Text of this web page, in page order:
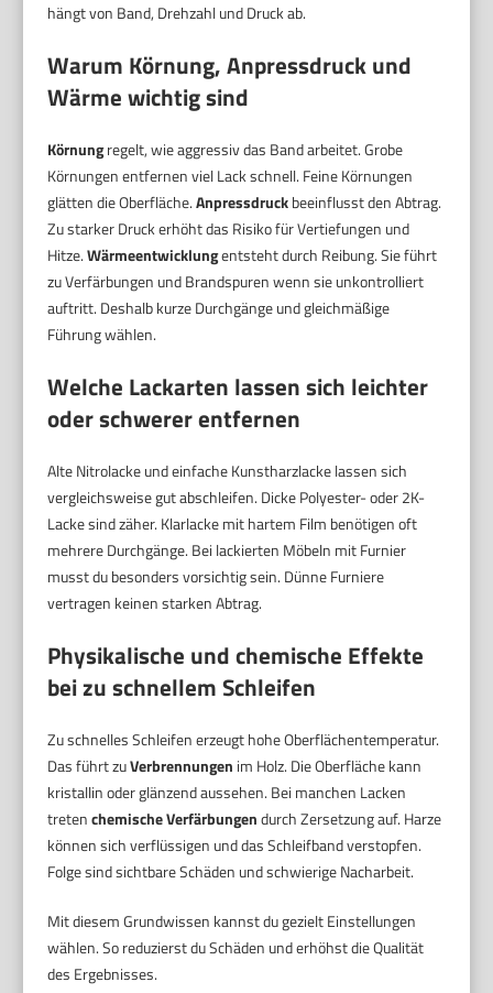
hängt von Band, Drehzahl und Druck ab.
Warum Körnung, Anpressdruck und
Wärme wichtig sind
Körnungregelt, wie aggressiv das Band arbeitet. Grobe
Körnungen entfernen viel Lack schnell. Feine Körnungen
glätten die Oberfläche.Anpressdruckbeeinflusst den Abtrag.
Zu starker Druck erhöht das Risiko für Vertiefungen und
Hitze.Wärmeentwicklungentsteht durch Reibung. Sie führt
zu Verfärbungen und Brandspuren wenn sie unkontrolliert
auftritt. Deshalb kurze Durchgänge und gleichmäßige
Führung wählen.
Welche Lackarten lassen sich leichter
oder schwerer entfernen
Alte Nitrolacke und einfache Kunstharzlacke lassen sich
vergleichsweise gut abschleifen. Dicke Polyester- oder 2K-
Lacke sind zäher. Klarlacke mit hartem Film benötigen oft
mehrere Durchgänge. Bei lackierten Möbeln mit Furnier
musst du besonders vorsichtig sein. Dünne Furniere
vertragen keinen starken Abtrag.
Physikalische und chemische Effekte
bei zu schnellem Schleifen
Zu schnelles Schleifen erzeugt hohe Oberflächentemperatur.
Das führt zuVerbrennungen im Holz. Die Oberfläche kann
kristallin oder glänzend aussehen. Bei manchen Lacken
tretenchemische Verfärbungendurch Zersetzung auf. Harze
können sich verflüssigen und das Schleifband verstopfen.
Folge sind sichtbare Schäden und schwierige Nacharbeit.
Mit diesem Grundwissen kannst du gezielt Einstellungen
wählen. So reduzierst du Schäden und erhöhst die Qualität
des Ergebnisses.